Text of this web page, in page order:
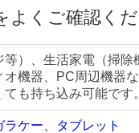
くご確認くだ
）、生活家電（掃
オ機器、PC周辺機器
も持ち込み可能です
ケー、タブレット